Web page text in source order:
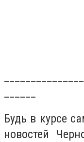
Будь в курсе
новостей